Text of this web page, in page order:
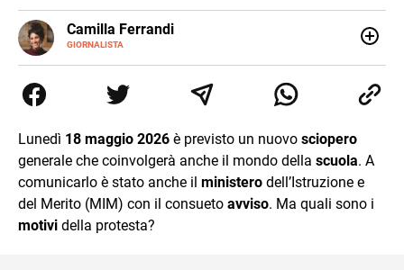
Camilla Ferrandi
GIORNALISTA
E-
MAIL
LINKEDIN
di trasformare la passione per la scrittura in un lavoro, e
da lì non mi sono più fermata. L’attualità è il mio pane
mente.
Lunedì 18 maggio 2026 è previsto un nuovo sciopero
generale che coinvolgerà anche il mondo della scuola. A
comunicarlo è stato anche il ministero dell’Istruzione e
del Merito (MIM) con il consueto avviso. Ma quali sono i
motivi della protesta?